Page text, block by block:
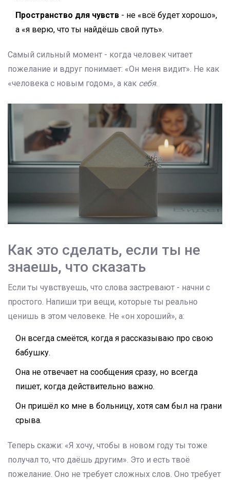
Пространство для чувств - не «всё будет хорошо»,
а «я верю, что ты найдёшь свой путь».
Самый сильный момент - когда человек читает
пожелание и вдруг понимает: «Он меня видит». Не как
«человека с новым годом», а как себя.
Как это сделать, если ты не
знаешь, что сказать
Если ты чувствуешь, что слова застревают - начни с
простого. Напиши три вещи, которые ты реально
ценишь в этом человеке. Не «он хороший», а:
Он всегда смеётся, когда я рассказываю про свою
бабушку.
Она не отвечает на сообщения сразу, но всегда
пишет, когда действительно важно.
Он пришёл ко мне в больницу, хотя сам был на грани
срыва.
Теперь скажи: «Я хочу, чтобы в новом году ты тоже
получал то, что даёшь другим». Это и есть твоё
пожелание. Оно не требует сложных слов. Оно требует